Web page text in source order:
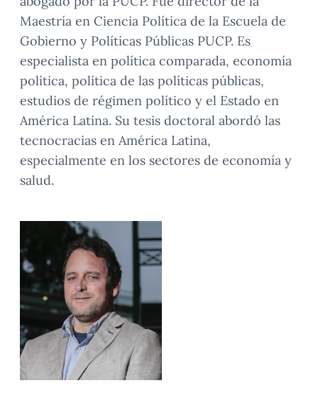
Maestría en Ciencia Política de la Escuela de
Gobierno y Políticas Públicas PUCP. Es
especialista en política comparada, economía
política, política de las políticas públicas,
estudios de régimen político y el Estado en
América Latina. Su tesis doctoral abordó las
tecnocracias en América Latina,
especialmente en los sectores de economía y
salud.